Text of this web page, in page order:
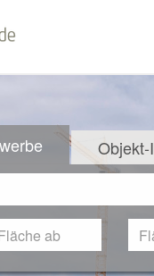
Objekt-